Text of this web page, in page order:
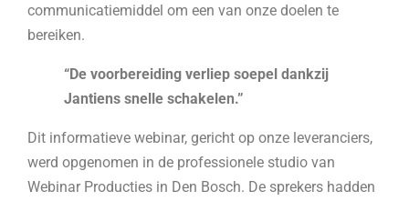
communicatiemiddel om een van onze doelen te
bereiken.
“De voorbereiding verliep soepel dankzij
Jantiens snelle schakelen.”
Dit informatieve webinar, gericht op onze leveranciers,
werd opgenomen in de professionele studio van
Webinar Producties in Den Bosch. De sprekers hadden